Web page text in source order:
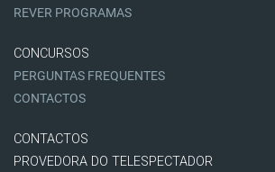
REVER PROGRAMAS
CONCURSOS
PERGUNTAS FREQUENTES
CONTACTOS
CONTACTOS
PROVEDORA DO TELESPECTADOR